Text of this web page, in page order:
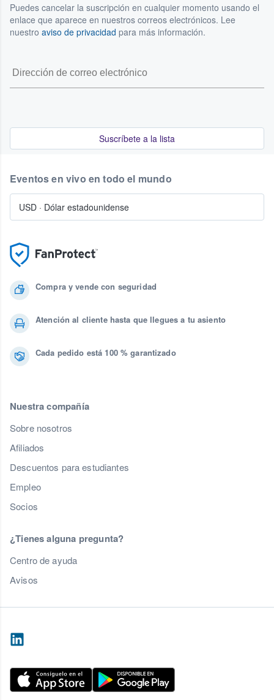
Puedes cancelar la suscripción en cualquier momento usando el
enlace que aparece en nuestros correos electrónicos. Lee
nuestro aviso de privacidad para más información.
Suscríbete a la lista
Compra y vende con seguridad
Atención al cliente hasta que llegues a tu asiento
Cada pedido está 100 % garantizado
Nuestra compañía
Sobre nosotros
Afiliados
Descuentos para estudiantes
Empleo
Socios
¿Tienes alguna pregunta?
Centro de ayuda
Avisos
Eventos en vivo en todo el mundo
USD · Dólar estadounidense